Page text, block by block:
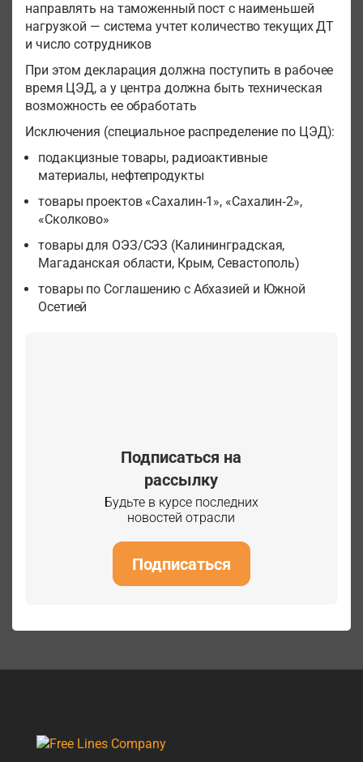
направлять на таможенный пост с наименьшей
нагрузкой — система учтет количество текущих ДТ
и число сотрудников
При этом декларация должна поступить в рабочее
время ЦЭД, а у центра должна быть техническая
возможность ее обработать
Исключения (специальное распределение по ЦЭД):
подакцизные товары, радиоактивные
материалы, нефтепродукты
товары проектов «Сахалин‑1», «Сахалин‑2»,
«Сколково»
товары для ОЭЗ/СЭЗ (Калининградская,
Магаданская области, Крым, Севастополь)
товары по Соглашению с Абхазией и Южной
Осетией
Подписаться на
рассылку
Будьте в курсе последних
новостей отрасли
Подписаться